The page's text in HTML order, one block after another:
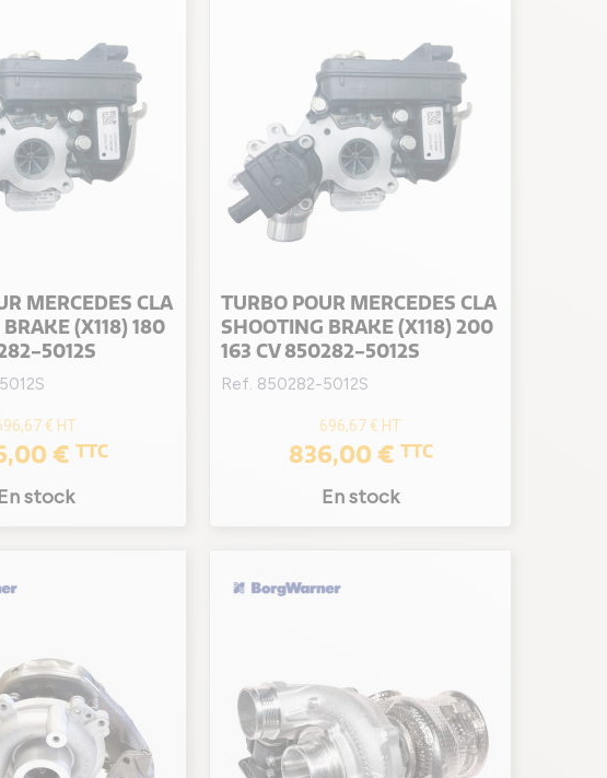
MERCEDES CLA
(X118) 180
5012S
€ HT
€ TTC
stock
TURBO POUR MERCEDES CLA
SHOOTING BRAKE (X118) 200
163 CV 850282-5012S
Ref. 850282-5012S
696,67 € HT
836,00 € TTC
En stock